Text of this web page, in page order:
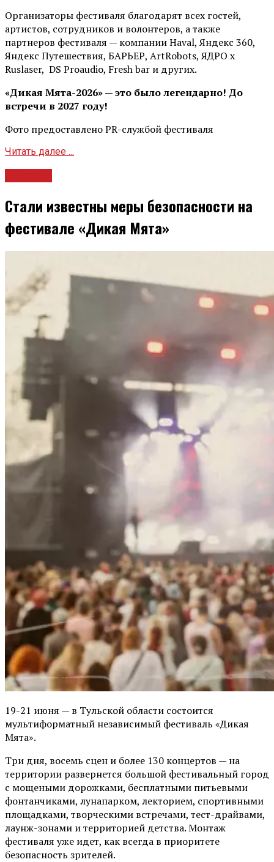
Организаторы фестиваля благодарят всех гостей,
артистов, сотрудников и волонтеров, а также
партнеров фестиваля — компании Haval, Яндекс 360,
Яндекс Путешествия, БАРЬЕР, ArtRobots, ЯДРО х
Ruslaser, DS Proaudio, Fresh bar и других.
«Дикая Мята-2026» — это было легендарно! До
встречи в 2027 году!
Фото предоставлено PR-службой фестиваля
Читать далее ...
Стали известны меры безопасности на
фестивале «Дикая Мята»
19-21 июня — в Тульской области состоится
мультиформатный независимый фестиваль «Дикая
Мята».
Три дня, восемь сцен и более 130 концертов — на
территории развернется большой фестивальный город
с мощеными дорожками, бесплатными питьевыми
фонтанчиками, лунапарком, лекторием, спортивными
площадками, творческими встречами, тест-драйвами,
лаунж-зонами и территорией детства. Монтаж
фестиваля уже идет, как всегда в приоритете
безопасность зрителей.